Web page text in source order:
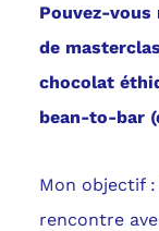
Pouvez-vous
de
chocolat
bean-to-bar
Mon objectif
rencontre